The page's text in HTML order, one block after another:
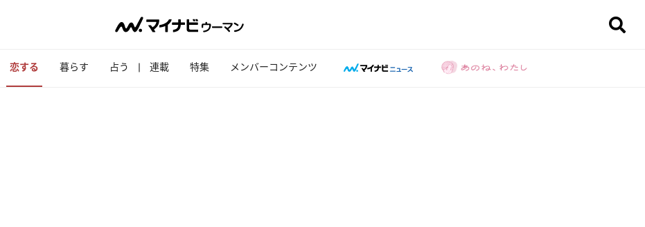
恋する 暮らす 占う 連載 特集 メンバーコンテンツ